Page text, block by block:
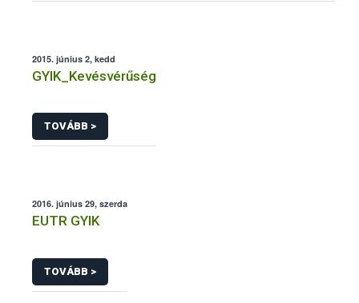
2015. június 2, kedd
GYIK_Kevésvérűség
TOVÁBB >
2016. június 29, szerda
EUTR GYIK
TOVÁBB >